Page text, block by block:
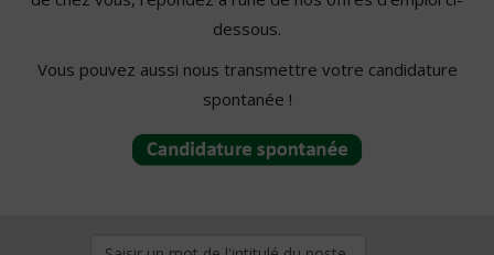
dessous.
Vous pouvez aussi nous transmettre votre candidature
spontanée !